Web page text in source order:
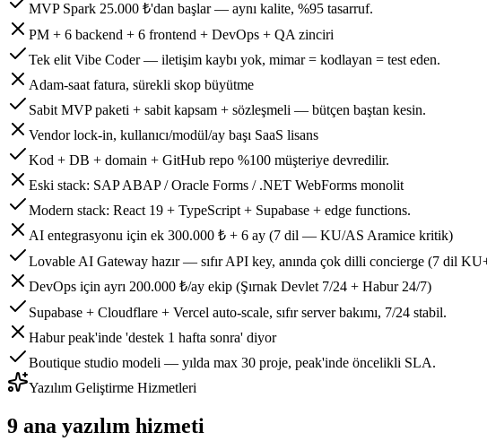
MVP Spark 25.000 ₺'dan başlar — aynı kalite, %95 tasarruf.
PM + 6 backend + 6 frontend + DevOps + QA zinciri
Tek elit Vibe Coder — iletişim kaybı yok, mimar = kodlayan = test eden.
Adam-saat fatura, sürekli skop büyütme
Sabit MVP paketi + sabit kapsam + sözleşmeli — bütçen baştan kesin.
Vendor lock-in, kullanıcı/modül/ay başı SaaS lisans
Kod + DB + domain + GitHub repo %100 müşteriye devredilir.
Eski stack: SAP ABAP / Oracle Forms / .NET WebForms monolit
Modern stack: React 19 + TypeScript + Supabase + edge functions.
AI entegrasyonu için ek 300.000 ₺ + 6 ay (7 dil — KU/AS Aramice kritik)
Lovable AI Gateway hazır — sıfır API key, anında çok dilli concierge (7 dil
DevOps için ayrı 200.000 ₺/ay ekip (Şırnak Devlet 7/24 + Habur 24/7)
Supabase + Cloudflare + Vercel auto-scale, sıfır server bakımı, 7/24 stabil.
Habur peak'inde 'destek 1 hafta sonra' diyor
Boutique studio modeli — yılda max 30 proje, peak'inde öncelikli SLA.
Yazılım Geliştirme Hizmetleri
9 ana yazılım hizmeti